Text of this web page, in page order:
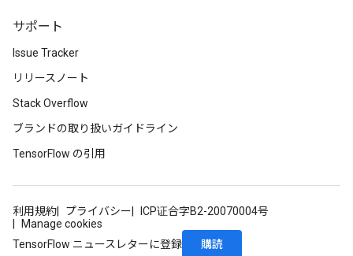
サポート
Issue Tracker
リリースノート
Stack Overflow
ブランドの取り扱いガイドライン
TensorFlow の引用
利用規約 プライバシー
ICP证合字B2-20070004号
Manage cookies
TensorFlow ニュースレターに登録
購読